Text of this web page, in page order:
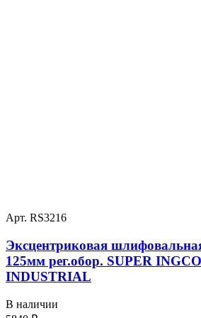
Арт. RS3216
Эксцентриковая
125мм рег.обор. SUPER
INDUSTRIAL
В наличии